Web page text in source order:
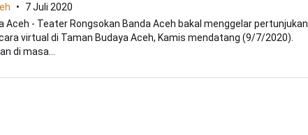
7 Juli 2020
Aceh - Teater Rongsokan Banda Aceh bakal menggelar pertunjukan
virtual di Taman Budaya Aceh, Kamis mendatang (9/7/2020).
di masa...